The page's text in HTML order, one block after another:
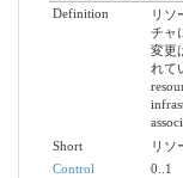
Definition
リソ
チャ
変更
れて
Short
リソ
Control
0..1